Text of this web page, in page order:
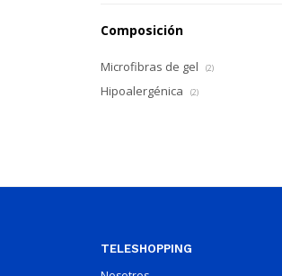
Composición
Microfibras de gel (2)
Hipoalergénica (2)
TELESHOPPING